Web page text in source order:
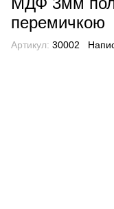
перемичкою
Артикул: 30002